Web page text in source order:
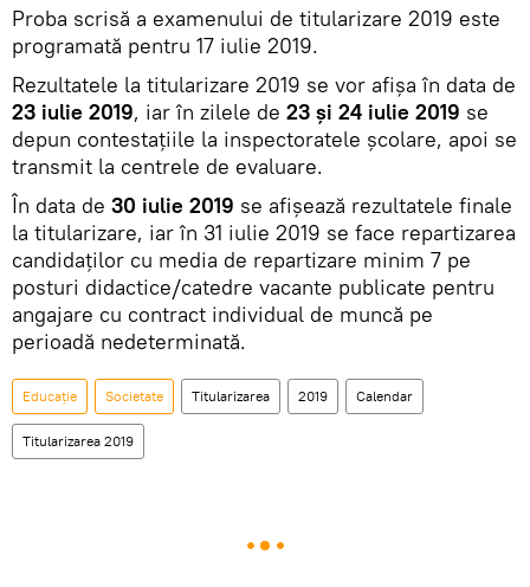
Proba scrisă a examenului de titularizare 2019 este
programată pentru 17 iulie 2019.
Rezultatele la titularizare 2019 se vor afișa în data de
23 iulie 2019, iar în zilele de 23 și 24 iulie 2019 se
depun contestațiile la inspectoratele școlare, apoi se
transmit la centrele de evaluare.
În data de 30 iulie 2019 se afișează rezultatele finale
la titularizare, iar în 31 iulie 2019 se face repartizarea
candidaților cu media de repartizare minim 7 pe
posturi didactice/catedre vacante publicate pentru
angajare cu contract individual de muncă pe
perioadă nedeterminată.
Educație Societate Titularizarea 2019 Calendar
Titularizarea 2019